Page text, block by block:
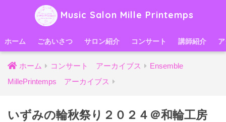
Music Salon Mille Printemps
ホーム ごあいさつ サロン紹介 コンサート 講師紹介
ホーム コンサート アーカイブス
Ensemble
MillePrintemps アーカイブス
いずみの輪秋祭り２０２４＠和輪工房